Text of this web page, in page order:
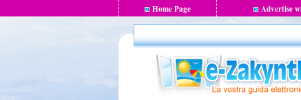
Home Page Advertise